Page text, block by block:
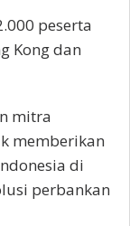
peserta
Kong dan
mitra
memberikan
di
perbankan